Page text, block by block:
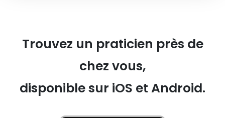
Trouvez un praticien près de
chez vous,
disponible sur iOS et Android.